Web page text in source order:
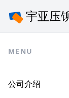
MENU
公司介绍